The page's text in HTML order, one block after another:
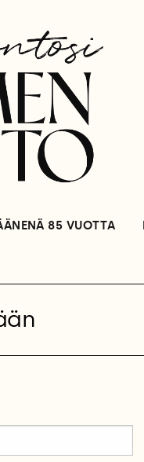
85 VUOTTA